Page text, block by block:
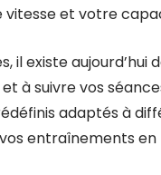
et votre
il existe
à suivre vos
adaptés à
entraînements